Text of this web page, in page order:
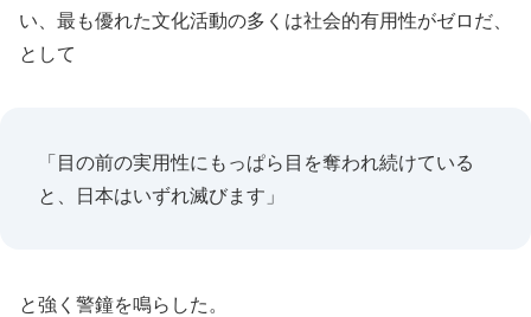
い、最も優れた文化活動の多くは社会的有用性がゼロだ、
として
「目の前の実用性にもっぱら目を奪われ続けている
と、日本はいずれ滅びます」
と強く警鐘を鳴らした。